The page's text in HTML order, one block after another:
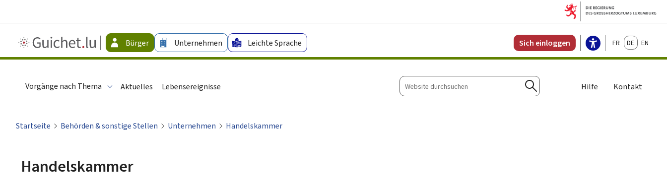
Guichet.lu
-
Bürger Unternehmen Leichte Sprache Sich einloggen FrançaisDeutschEnglish
Vorgänge nach Thema Aktuelles Lebensereignisse
Website
durchsuchen
Suchen
Hilfe Kontakt
Startseite Behörden & sonstige Stellen Unternehmen Handelskammer
Handelskammer